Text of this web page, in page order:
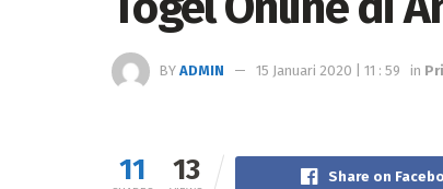
BY ADMIN 15 Januari 2020 | 11 : 59 in
11 13 Share on